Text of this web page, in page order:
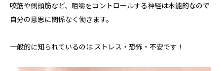
咬筋や側頭筋など、咀嚼をコントロールする神経は本能的なので
自分の意思に関係なく働きます。
一般的に知られているのは ストレス・恐怖・不安です！